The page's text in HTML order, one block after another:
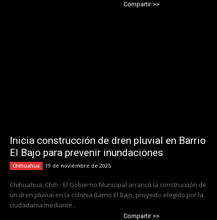
Compartir >>
Inicia construcción de dren pluvial en Barrio
El Bajo para prevenir inundaciones
Chihuahua 19 de noviembre de 2025
Chihuahua, Chih.- El Gobierno Municipal arrancó la construcción de
un dren pluvial en la colonia Barrio El Bajo, proyecto elegido por la
ciudadanía mediante...
Compartir >>